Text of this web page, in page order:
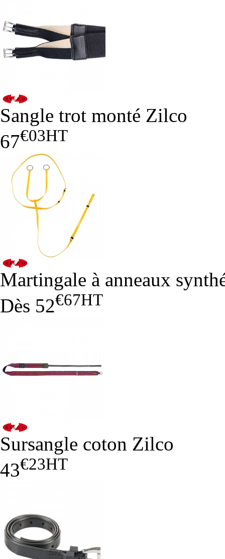
Sangle trot monté Zilco
67€03HT
Martingale à anneaux
Dès 52€67HT
Sursangle coton Zilco
43€23HT